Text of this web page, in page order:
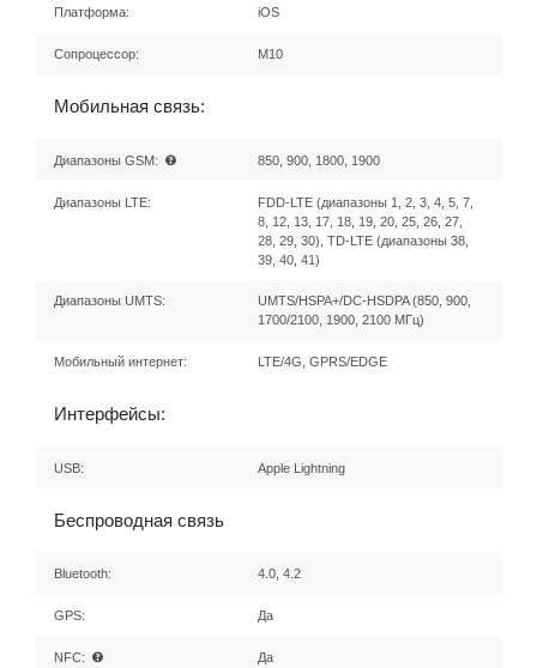
Платформа: iOS
Сопроцессор: M10
Мобильная связь:
Диапазоны GSM: 850, 900, 1800, 1900
Диапазоны LTE:
FDD-LTE (диапазоны 1, 2, 3, 4, 5, 7,
8, 12, 13, 17, 18, 19, 20, 25, 26, 27,
28, 29, 30), TD-LTE (диапазоны 38,
39, 40, 41)
Диапазоны UMTS:
UMTS/HSPA+/DC-HSDPA (850, 900,
1700/2100, 1900, 2100 МГц)
Мобильный интернет: LTE/4G, GPRS/EDGE
Интерфейсы:
USB: Apple Lightning
Беспроводная связь
Bluetooth: 4.0, 4.2
GPS: Да
NFC: Да